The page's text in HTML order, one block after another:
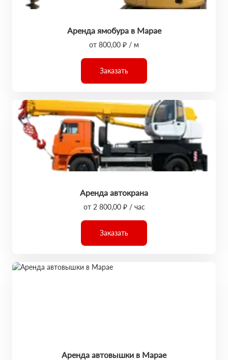
Аренда ямобура в Марае
от 800,00 ₽ / м
Заказать
Аренда автокрана
от 2 800,00 ₽ / час
Заказать
Аренда автовышки в Марае